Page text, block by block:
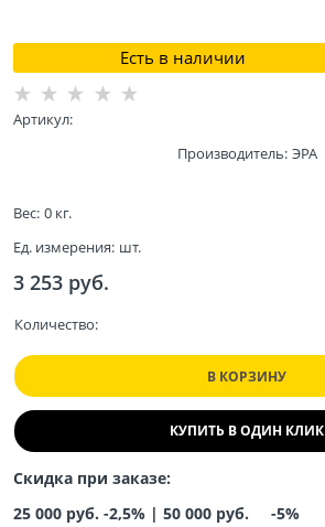
Есть в наличии
Артикул:
Производитель: ЭРА
Вес: 0 кг.
Ед. измерения: шт.
3 253 руб.
Количество:
В КОРЗИНУ
КУПИТЬ В ОДИН КЛИК
Скидка при заказе:
25 000 руб. -2,5% | 50 000 руб. -5%